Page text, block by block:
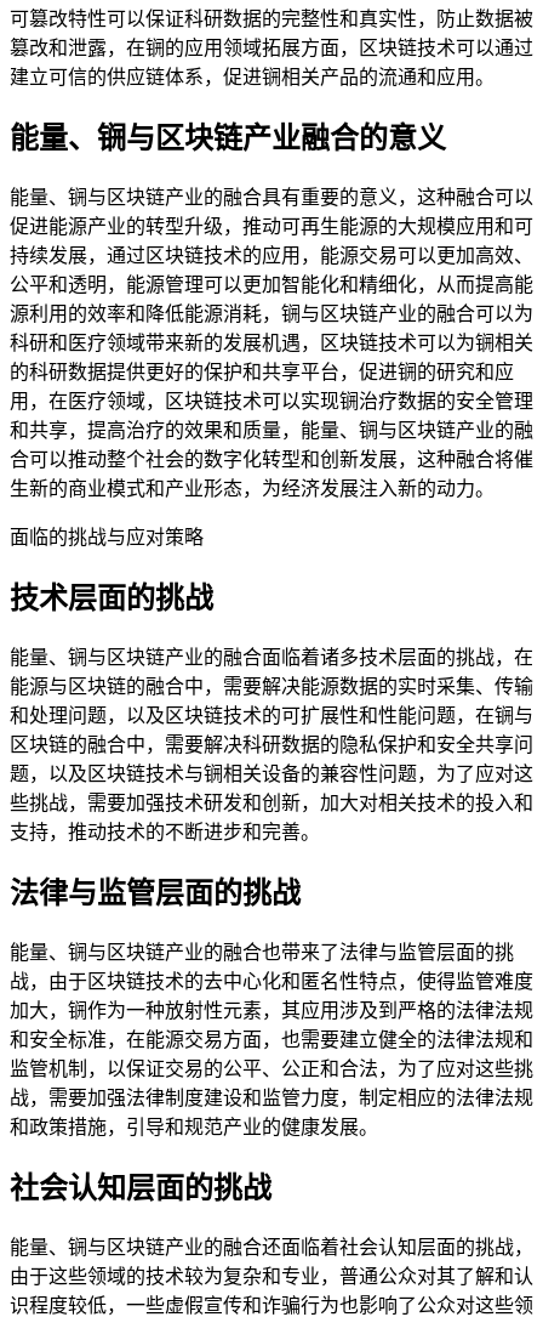
可篡改特性可以保证科研数据的完整性和真实性，防止数据被
篡改和泄露，在锎的应用领域拓展方面，区块链技术可以通过
建立可信的供应链体系，促进锎相关产品的流通和应用。
能量、锎与区块链产业融合的意义
能量、锎与区块链产业的融合具有重要的意义，这种融合可以
促进能源产业的转型升级，推动可再生能源的大规模应用和可
持续发展，通过区块链技术的应用，能源交易可以更加高效、
公平和透明，能源管理可以更加智能化和精细化，从而提高能
源利用的效率和降低能源消耗，锎与区块链产业的融合可以为
科研和医疗领域带来新的发展机遇，区块链技术可以为锎相关
的科研数据提供更好的保护和共享平台，促进锎的研究和应
用，在医疗领域，区块链技术可以实现锎治疗数据的安全管理
和共享，提高治疗的效果和质量，能量、锎与区块链产业的融
合可以推动整个社会的数字化转型和创新发展，这种融合将催
生新的商业模式和产业形态，为经济发展注入新的动力。
面临的挑战与应对策略
技术层面的挑战
能量、锎与区块链产业的融合面临着诸多技术层面的挑战，在
能源与区块链的融合中，需要解决能源数据的实时采集、传输
和处理问题，以及区块链技术的可扩展性和性能问题，在锎与
区块链的融合中，需要解决科研数据的隐私保护和安全共享问
题，以及区块链技术与锎相关设备的兼容性问题，为了应对这
些挑战，需要加强技术研发和创新，加大对相关技术的投入和
支持，推动技术的不断进步和完善。
法律与监管层面的挑战
能量、锎与区块链产业的融合也带来了法律与监管层面的挑
战，由于区块链技术的去中心化和匿名性特点，使得监管难度
加大，锎作为一种放射性元素，其应用涉及到严格的法律法规
和安全标准，在能源交易方面，也需要建立健全的法律法规和
监管机制，以保证交易的公平、公正和合法，为了应对这些挑
战，需要加强法律制度建设和监管力度，制定相应的法律法规
和政策措施，引导和规范产业的健康发展。
社会认知层面的挑战
能量、锎与区块链产业的融合还面临着社会认知层面的挑战，
由于这些领域的技术较为复杂和专业，普通公众对其了解和认
识程度较低，一些虚假宣传和诈骗行为也影响了公众对这些领